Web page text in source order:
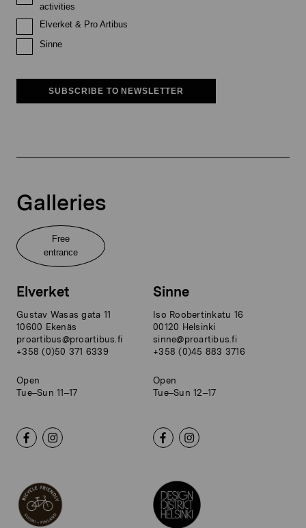
activities
Elverket & Pro Artibus
Sinne
SUBSCRIBE TO NEWSLETTER
Galleries
Free
entrance
Elverket
Gustav Wasas gata 11
10600 Ekenäs
proartibus@proartibus.fi
+358 (0)50 371 6339
Open
Tue–Sun 11–17
Sinne
Iso Roobertinkatu 16
00120 Helsinki
sinne@proartibus.fi
+358 (0)45 883 3716
Open
Tue–Sun 12–17